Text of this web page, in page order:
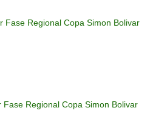
Fase Regional Copa Simon Bolivar
Regional Copa Simon Bolivar